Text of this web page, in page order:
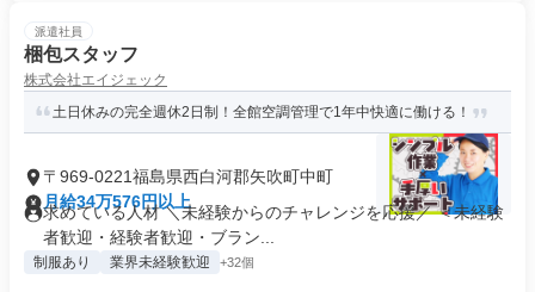
派遣社員
梱包スタッフ
株式会社エイジェック
土日休みの完全週休2日制！全館空調管理で1年中快適に働ける！
〒969-0221福島県西白河郡矢吹町中町
月給34万576円以上
求めている人材 ＼未経験からのチャレンジを応援／ ＜未経験
者歓迎・経験者歓迎・ブラン...
制服あり 業界未経験歓迎 +32個